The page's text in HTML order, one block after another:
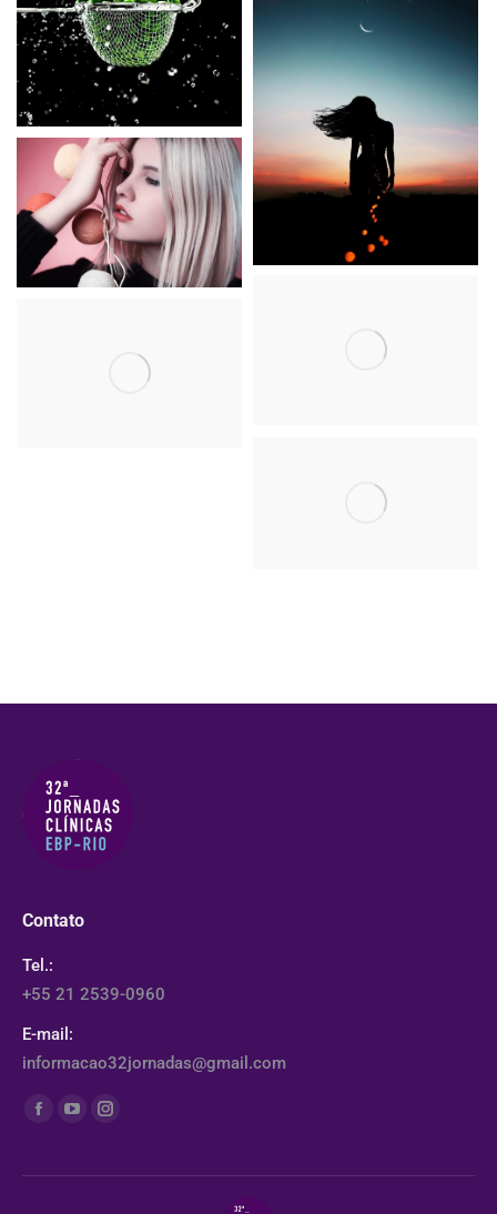
Contato
Tel.:
+55 21 2539-0960
E-mail:
informacao32jornadas@gmail.com
Encontre-nos em:
Facebook
opens
YouTube
opens
Instagram
opens